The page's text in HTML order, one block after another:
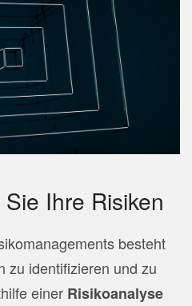
Ihre Risiken
besteht
zu identifizieren und zu
einer Risikoanalyse